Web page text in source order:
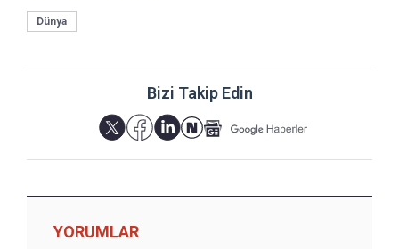
Dünya
Bizi Takip Edin
YORUMLAR